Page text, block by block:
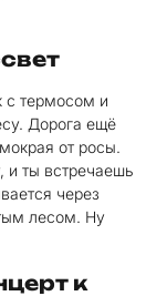
с термосом и
Дорога ещё
от росы.
и ты встречаешь
через
лесом. Ну
к